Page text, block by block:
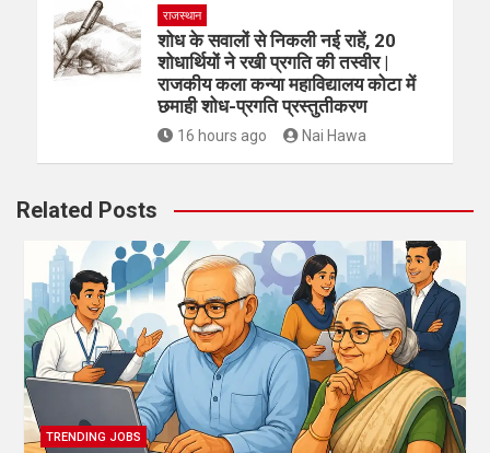
राजस्थान
शोध के सवालों से निकली नई राहें, 20
शोधार्थियों ने रखी प्रगति की तस्वीर |
राजकीय कला कन्या महाविद्यालय कोटा में
छमाही शोध-प्रगति प्रस्तुतीकरण
16 hours ago Nai Hawa
Related Posts
TRENDING JOBS